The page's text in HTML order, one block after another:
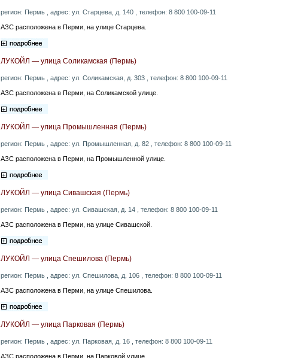
регион: Пермь , адрес: ул. Старцева, д. 140 , телефон: 8 800 100-09-11
АЗС расположена в Перми, на улице Старцева.
ЛУКОЙЛ — улица Соликамская (Пермь)
регион: Пермь , адрес: ул. Соликамская, д. 303 , телефон: 8 800 100-09-11
АЗС расположена в Перми, на Соликамской улице.
ЛУКОЙЛ — улица Промышленная (Пермь)
регион: Пермь , адрес: ул. Промышленная, д. 82 , телефон: 8 800 100-09-11
АЗС расположена в Перми, на Промышленной улице.
ЛУКОЙЛ — улица Сивашская (Пермь)
регион: Пермь , адрес: ул. Сивашская, д. 14 , телефон: 8 800 100-09-11
АЗС расположена в Перми, на улице Сивашской.
ЛУКОЙЛ — улица Спешилова (Пермь)
регион: Пермь , адрес: ул. Спешилова, д. 106 , телефон: 8 800 100-09-11
АЗС расположена в Перми, на улице Спешилова.
ЛУКОЙЛ — улица Парковая (Пермь)
регион: Пермь , адрес: ул. Парковая, д. 16 , телефон: 8 800 100-09-11
АЗС расположена в Перми, на Парковой улице.